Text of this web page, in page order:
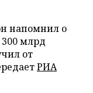
напомнил о
млрд
от
РИА